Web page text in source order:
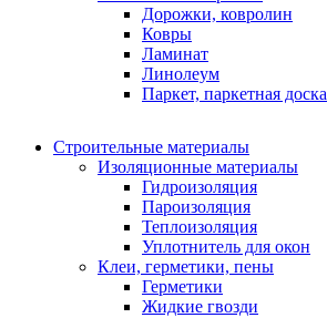
Дорожки, ковролин
Ковры
Ламинат
Линолеум
Паркет, паркетная доска
Строительные материалы
Изоляционные материалы
Гидроизоляция
Пароизоляция
Теплоизоляция
Уплотнитель для окон
Клеи, герметики, пены
Герметики
Жидкие гвозди